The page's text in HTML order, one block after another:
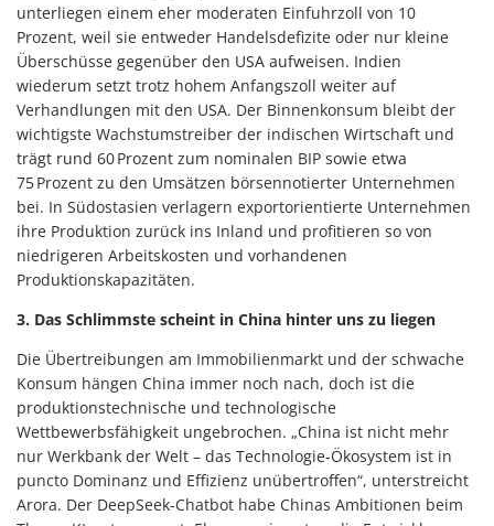
unterliegen einem eher moderaten Einfuhrzoll von 10
Prozent, weil sie entweder Handelsdefizite oder nur kleine
Überschüsse gegenüber den USA aufweisen. Indien
wiederum setzt trotz hohem Anfangszoll weiter auf
Verhandlungen mit den USA. Der Binnenkonsum bleibt der
wichtigste Wachstumstreiber der indischen Wirtschaft und
trägt rund 60 Prozent zum nominalen BIP sowie etwa
75 Prozent zu den Umsätzen börsennotierter Unternehmen
bei. In Südostasien verlagern exportorientierte Unternehmen
ihre Produktion zurück ins Inland und profitieren so von
niedrigeren Arbeitskosten und vorhandenen
Produktionskapazitäten.
3. Das Schlimmste scheint in China hinter uns zu liegen
Die Übertreibungen am Immobilienmarkt und der schwache
Konsum hängen China immer noch nach, doch ist die
produktionstechnische und technologische
Wettbewerbsfähigkeit ungebrochen. „China ist nicht mehr
nur Werkbank der Welt – das Technologie-Ökosystem ist in
puncto Dominanz und Effizienz unübertroffen“, unterstreicht
Arora. Der DeepSeek-Chatbot habe Chinas Ambitionen beim